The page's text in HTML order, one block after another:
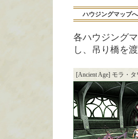
ハウジングマップ
各ハウジング
し、吊り橋を
[Ancient Age] モラ・